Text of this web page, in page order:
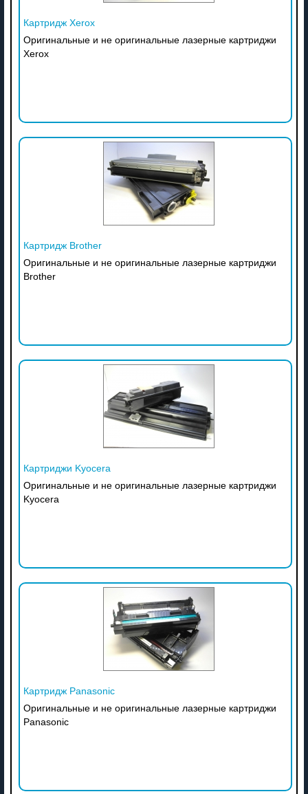
Картридж Xerox
Оригинальные и не оригинальные лазерные картриджи
Xerox
Картридж Brother
Оригинальные и не оригинальные лазерные картриджи
Brother
Картриджи Kyocera
Оригинальные и не оригинальные лазерные картриджи
Kyocera
Картридж Panasonic
Оригинальные и не оригинальные лазерные картриджи
Panasonic